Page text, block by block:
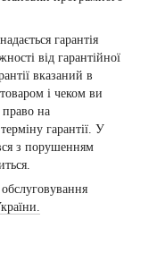
гарантія
від гарантійної
вказаний в
і чеком ви
право на
гарантії. У
з порушенням